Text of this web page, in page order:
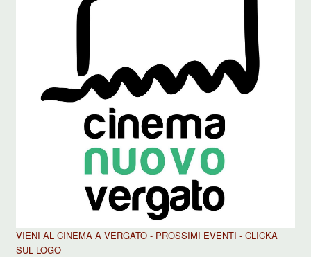
VIENI AL CINEMA A VERGATO - PROSSIMI EVENTI - CLICKA
SUL LOGO